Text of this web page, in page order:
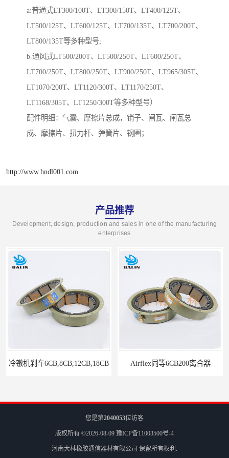
a:普通式LT300/100T、LT300/150T、LT400/125T、
LT500/125T、LT600/125T、LT700/135T、LT700/200T、
LT800/135T等多种型号;
b.通风式LT500/200T、LT500/250T、LT600/250T、
LT700/250T、LT800/250T、LT900/250T、LT965/305T、
LT1070/200T、LT1120/300T、LT1170/250T、
LT1168/305T、LT1250/300T等多种型号）
配件明细：气囊、摩擦片总成，销子、闸瓦、闸瓦总
成、摩擦片、扭力杆、弹簧片、钢圈；
http://www.hndl001.com
产品推荐
Development, design, production and sales in one of the manufacturing
enterprises
冷镦机刹车6CB,8CB,12CB,18CB Airflex同等6CB200离合器
您是第2040053位访客
版权所有 ©2026-08-09 豫ICP备11003500号-4
河南大林橡胶通信器材有限公司 保留所有权利.